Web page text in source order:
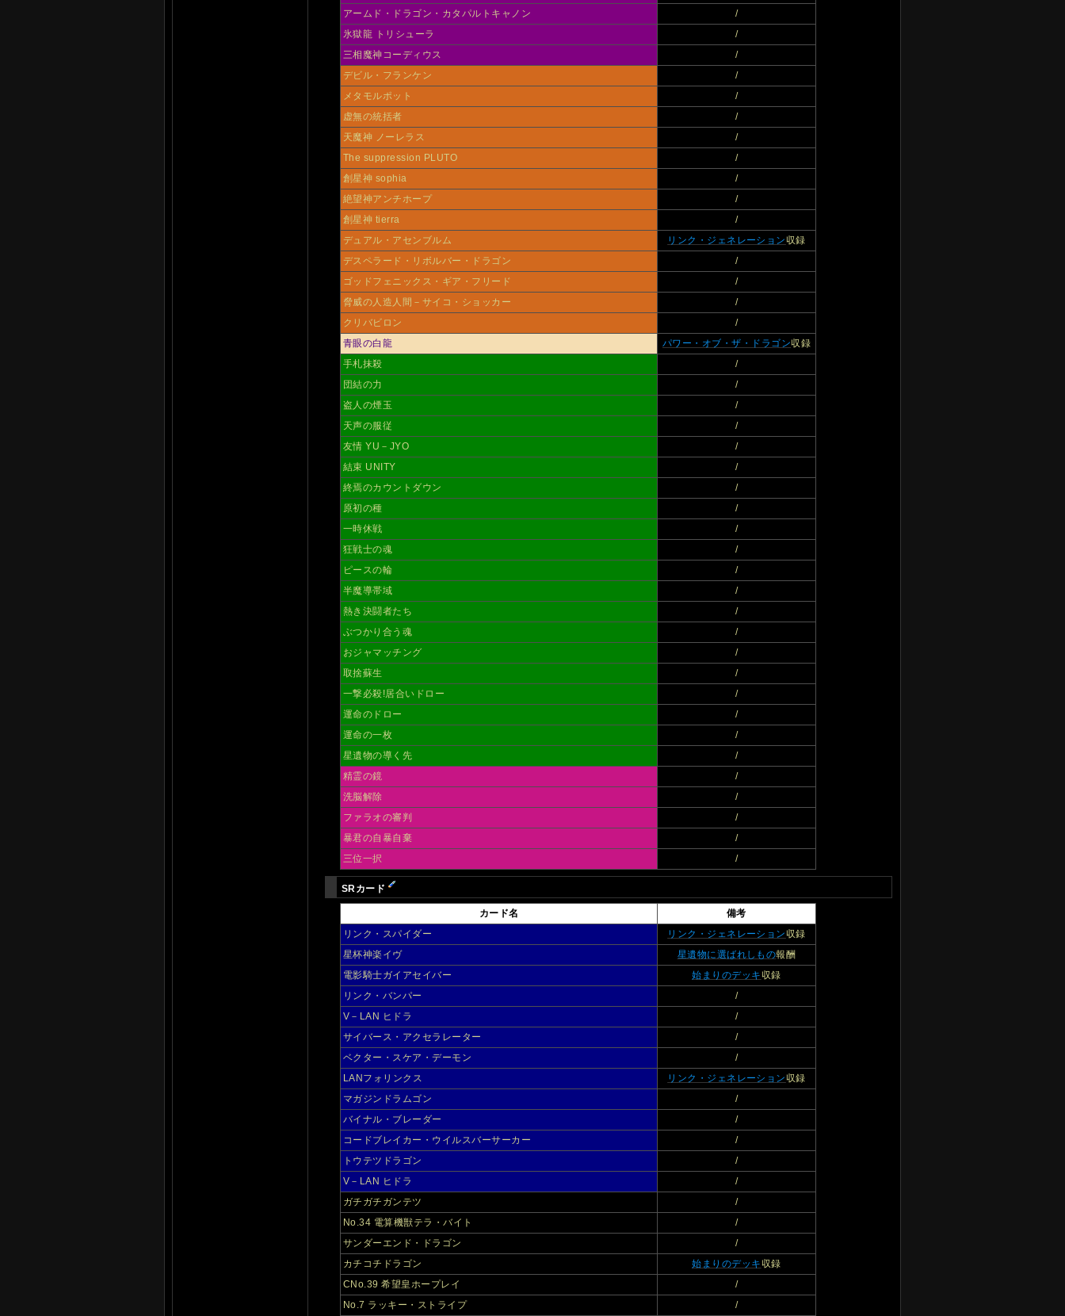
アームド・ドラゴン・カタパルトキャノン
/
氷獄龍 トリシューラ
/
三相魔神コーディウス
/
デビル・フランケン
/
メタモルポット
/
虚無の統括者
/
天魔神 ノーレラス
/
The suppression PLUTO
/
創星神 sophia
/
絶望神アンチホープ
/
創星神 tierra
/
デュアル・アセンブルム
リンク・ジェネレーション収録
デスペラード・リボルバー・ドラゴン
/
ゴッドフェニックス・ギア・フリード
/
脅威の人造人間－サイコ・ショッカー
/
クリバビロン
/
青眼の白龍
パワー・オブ・ザ・ドラゴン収録
手札抹殺
/
団結の力
/
盗人の煙玉
/
天声の服従
/
友情 YU－JYO
/
結束 UNITY
/
終焉のカウントダウン
/
原初の種
/
一時休戦
/
狂戦士の魂
/
ピースの輪
/
半魔導帯域
/
熱き決闘者たち
/
ぶつかり合う魂
/
おジャマッチング
/
取捨蘇生
/
一撃必殺!居合いドロー
/
運命のドロー
/
運命の一枚
/
星遺物の導く先
/
精霊の鏡
/
洗脳解除
/
ファラオの審判
/
暴君の自暴自棄
/
三位一択
/
SRカード
カード名
備考
リンク・スパイダー
リンク・ジェネレーション収録
星杯神楽イヴ
星遺物に選ばれしもの報酬
電影騎士ガイアセイバー
始まりのデッキ収録
リンク・バンパー
/
V－LAN ヒドラ
/
サイバース・アクセラレーター
/
ベクター・スケア・デーモン
/
LANフォリンクス
リンク・ジェネレーション収録
マガジンドラムゴン
/
バイナル・ブレーダー
/
コードブレイカー・ウイルスバーサーカー
/
トウテツドラゴン
/
V－LAN ヒドラ
/
ガチガチガンテツ
/
No.34 電算機獣テラ・バイト
/
サンダーエンド・ドラゴン
/
カチコチドラゴン
始まりのデッキ収録
CNo.39 希望皇ホープレイ
/
No.7 ラッキー・ストライプ
/